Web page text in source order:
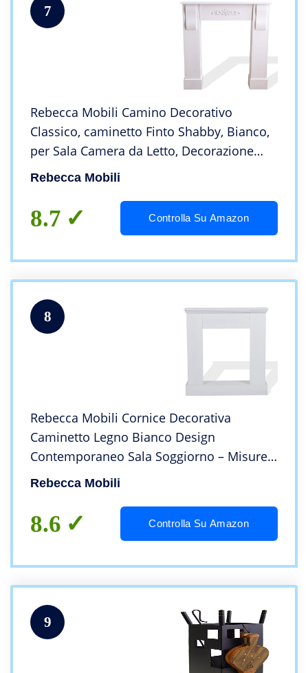
7
Rebecca Mobili Camino Decorativo
Classico, caminetto Finto Shabby, Bianco,
per Sala Camera da Letto, Decorazione
Parete – Misure 92 x 93 x 22,5 cm (HxLxP) –
Rebecca Mobili
8.7 Controlla Su Amazon
8
Rebecca Mobili Cornice Decorativa
Caminetto Legno Bianco Design
Contemporaneo Sala Soggiorno – Misure:
98 x 92 x 23 (HxLxP) – Art. RE4663
Rebecca Mobili
8.6 Controlla Su Amazon
9